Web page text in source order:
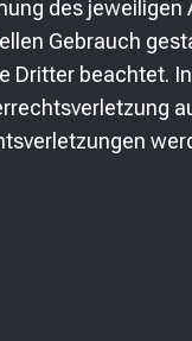
des jeweiligen
Gebrauch
Dritter beachtet.